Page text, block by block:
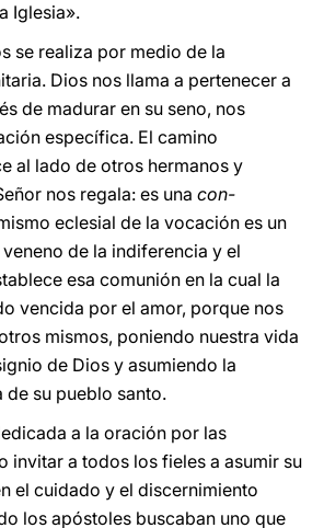
Iglesia».
se realiza por medio de la
Dios nos llama a pertenecer a
de madurar en su seno, nos
específica. El camino
al lado de otros hermanos y
nos regala: es una con-
eclesial de la vocación es un
de la indiferencia y el
esa comunión en la cual la
vencida por el amor, porque nos
mismos, poniendo nuestra vida
de Dios y asumiendo la
su pueblo santo.
a la oración por las
invitar a todos los fieles a asumir su
el cuidado y el discernimiento
los apóstoles buscaban uno que